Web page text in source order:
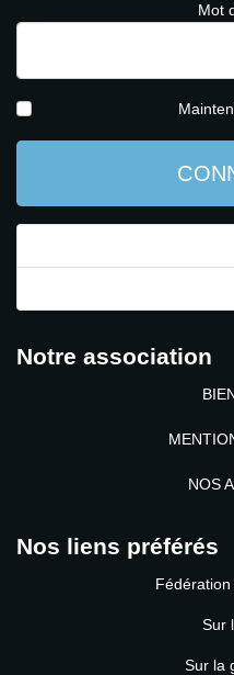
Mot
Notre association
NOS
Nos liens préférés
Sur
Sur la